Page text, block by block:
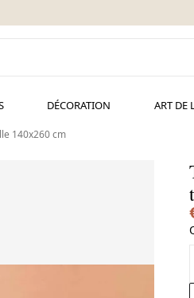
DÉCORATION ART DE
140x260 cm